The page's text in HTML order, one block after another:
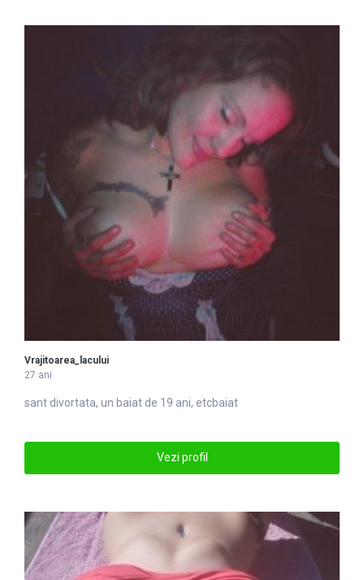
Vrajitoarea_lacului
27 ani
sant divortata, un baiat de 19 ani, etcbaiat
Vezi profil